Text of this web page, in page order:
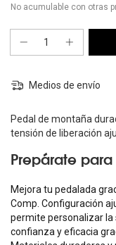
No acumulable con otras
Medios de envío
Pedal de montaña
tensión de liberación
Prepárate
Mejora tu pedalada
Comp. Configuración
permite personalizar la
confianza y eficacia